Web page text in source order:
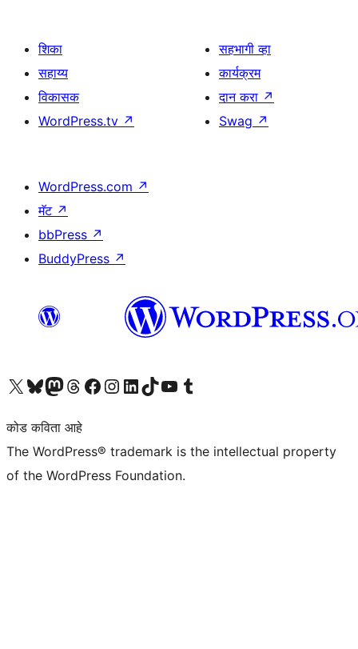
शिका
सहाय्य
विकासक
WordPress.tv ↗
सहभागी व्हा
कार्यक्रम
दान करा ↗
Swag ↗
WordPress.com ↗
मॅट ↗
bbPress ↗
BuddyPress ↗
आमच्या X (एक्स) (पूर्वीचे ट्विटर) खात्याला भेट द्या आमच्या ब्लूस्की खात्याला भेट द्या.आमच्या Mastodon खात्याला भेट द्या.आमच्या थ्रेड्स खात्याला भेट द्या. आमच्या फेसबुक पेजला भेट द्या आमच्या इंस्टाग्राम खात्याला भेट द्या आमच्या लिंक्डइन खात्याला भेट द्या आमच्या टिकटॉक अकाउंटला भेट द्या.आमच्या यूट्यूब चॅनेलला भेट द्या आमच्या टंबलर खात्याला भेट द्या.
कोड कविता आहे
The WordPress® trademark is the intellectual property
of the WordPress Foundation.